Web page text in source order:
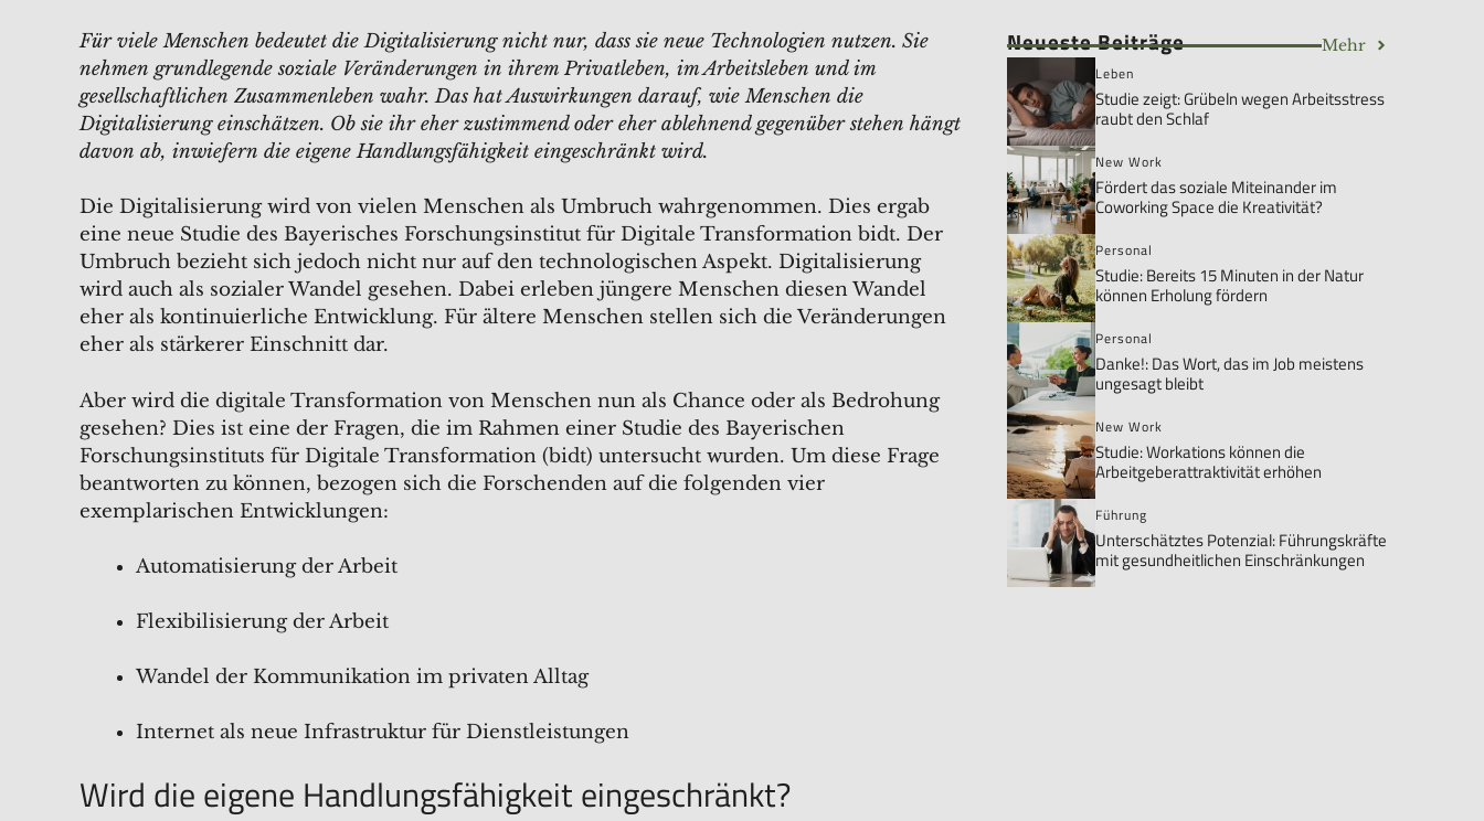
Für viele Menschen bedeutet die Digitalisierung nicht nur, dass sie neue Technologien nutzen. Sie
nehmen grundlegende soziale Veränderungen in ihrem Privatleben, im Arbeitsleben und im
gesellschaftlichen Zusammenleben wahr. Das hat Auswirkungen darauf, wie Menschen die
Digitalisierung einschätzen. Ob sie ihr eher zustimmend oder eher ablehnend gegenüber stehen hängt
davon ab, inwiefern die eigene Handlungsfähigkeit eingeschränkt wird.
Die Digitalisierung wird von vielen Menschen als Umbruch wahrgenommen. Dies ergab
eine neue Studie des Bayerisches Forschungsinstitut für Digitale Transformation bidt. Der
Umbruch bezieht sich jedoch nicht nur auf den technologischen Aspekt. Digitalisierung
wird auch als sozialer Wandel gesehen. Dabei erleben jüngere Menschen diesen Wandel
eher als kontinuierliche Entwicklung. Für ältere Menschen stellen sich die Veränderungen
eher als stärkerer Einschnitt dar.
Aber wird die digitale Transformation von Menschen nun als Chance oder als Bedrohung
gesehen? Dies ist eine der Fragen, die im Rahmen einer Studie des Bayerischen
Forschungsinstituts für Digitale Transformation (bidt) untersucht wurden. Um diese Frage
beantworten zu können, bezogen sich die Forschenden auf die folgenden vier
exemplarischen Entwicklungen:
Automatisierung der Arbeit
Flexibilisierung der Arbeit
Wandel der Kommunikation im privaten Alltag
Internet als neue Infrastruktur für Dienstleistungen
Wird die eigene Handlungsfähigkeit eingeschränkt?
Neueste Beiträge Mehr
Leben
Studie zeigt: Grübeln wegen Arbeitsstress
raubt den Schlaf
New Work
Fördert das soziale Miteinander im
Coworking Space die Kreativität?
Personal
Studie: Bereits 15 Minuten in der Natur
können Erholung fördern
Personal
Danke!: Das Wort, das im Job meistens
ungesagt bleibt
New Work
Studie: Workations können die
Arbeitgeberattraktivität erhöhen
Führung
Unterschätztes Potenzial: Führungskräfte
mit gesundheitlichen Einschränkungen